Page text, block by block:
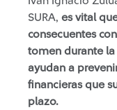
SURA, es vital
consecuentes
tomen durante la
ayudan a
financieras que
plazo.